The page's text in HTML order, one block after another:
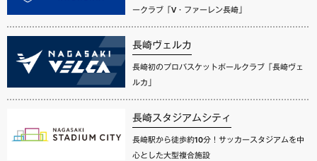
ークラブ「V・ファーレン長崎」
長崎ヴェルカ
長崎初のプロバスケットボールクラブ「長崎ヴェ
ルカ」
長崎スタジアムシティ
長崎駅から徒歩約10分！サッカースタジアムを中
心とした大型複合施設